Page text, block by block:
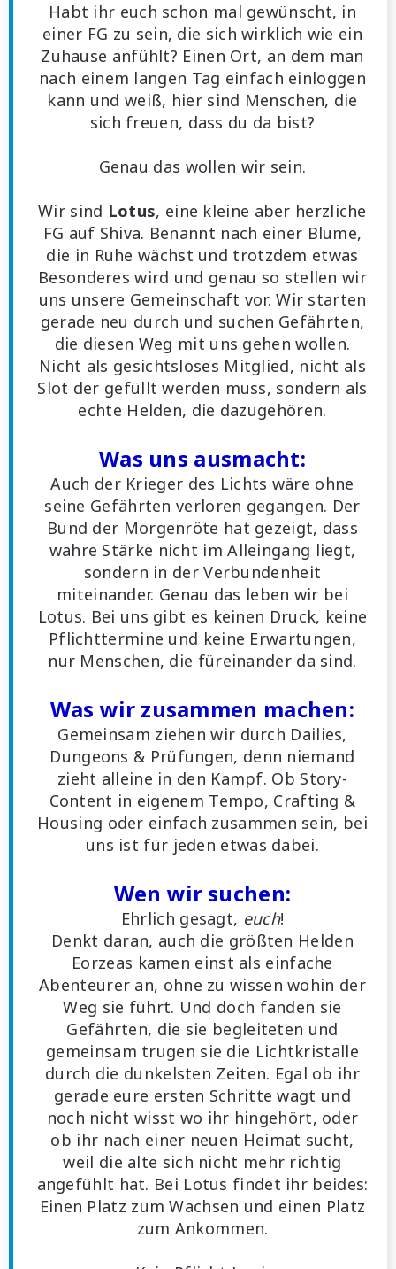
Habt ihr euch schon mal gewünscht, in
einer FG zu sein, die sich wirklich wie ein
Zuhause anfühlt? Einen Ort, an dem man
nach einem langen Tag einfach einloggen
kann und weiß, hier sind Menschen, die
sich freuen, dass du da bist?
Genau das wollen wir sein.
Wir sind Lotus, eine kleine aber herzliche
FG auf Shiva. Benannt nach einer Blume,
die in Ruhe wächst und trotzdem etwas
Besonderes wird und genau so stellen wir
uns unsere Gemeinschaft vor. Wir starten
gerade neu durch und suchen Gefährten,
die diesen Weg mit uns gehen wollen.
Nicht als gesichtsloses Mitglied, nicht als
Slot der gefüllt werden muss, sondern als
echte Helden, die dazugehören.
Was uns ausmacht:
Auch der Krieger des Lichts wäre ohne
seine Gefährten verloren gegangen. Der
Bund der Morgenröte hat gezeigt, dass
wahre Stärke nicht im Alleingang liegt,
sondern in der Verbundenheit
miteinander. Genau das leben wir bei
Lotus. Bei uns gibt es keinen Druck, keine
Pflichttermine und keine Erwartungen,
nur Menschen, die füreinander da sind.
Was wir zusammen machen:
Gemeinsam ziehen wir durch Dailies,
Dungeons & Prüfungen, denn niemand
zieht alleine in den Kampf. Ob Story-
Content in eigenem Tempo, Crafting &
Housing oder einfach zusammen sein, bei
uns ist für jeden etwas dabei.
Wen wir suchen:
Ehrlich gesagt, euch!
Denkt daran, auch die größten Helden
Eorzeas kamen einst als einfache
Abenteurer an, ohne zu wissen wohin der
Weg sie führt. Und doch fanden sie
Gefährten, die sie begleiteten und
gemeinsam trugen sie die Lichtkristalle
durch die dunkelsten Zeiten. Egal ob ihr
gerade eure ersten Schritte wagt und
noch nicht wisst wo ihr hingehört, oder
ob ihr nach einer neuen Heimat sucht,
weil die alte sich nicht mehr richtig
angefühlt hat. Bei Lotus findet ihr beides:
Einen Platz zum Wachsen und einen Platz
zum Ankommen.